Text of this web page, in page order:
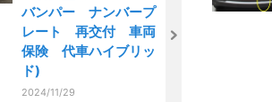
バンパー ナンバープ
レート 再交付 車両
保険 代車ハイブリッ
ド)
2024/11/29